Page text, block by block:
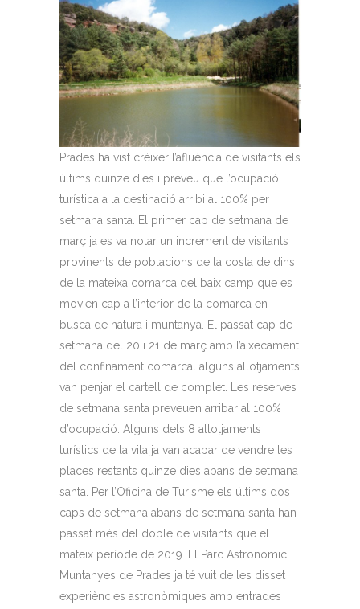
Prades ha vist créixer l’afluència de visitants els
últims quinze dies i preveu que l’ocupació
turística a la destinació arribi al 100% per
setmana santa. El primer cap de setmana de
març ja es va notar un increment de visitants
provinents de poblacions de la costa de dins
de la mateixa comarca del baix camp que es
movien cap a l’interior de la comarca en
busca de natura i muntanya. El passat cap de
setmana del 20 i 21 de març amb l’aixecament
del confinament comarcal alguns allotjaments
van penjar el cartell de complet. Les reserves
de setmana santa preveuen arribar al 100%
d’ocupació. Alguns dels 8 allotjaments
turístics de la vila ja van acabar de vendre les
places restants quinze dies abans de setmana
santa. Per l’Oficina de Turisme els últims dos
caps de setmana abans de setmana santa han
passat més del doble de visitants que el
mateix període de 2019. El Parc Astronòmic
Muntanyes de Prades ja té vuit de les disset
experiències astronòmiques amb entrades